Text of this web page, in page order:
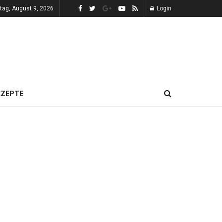
August 9, 2026 Login